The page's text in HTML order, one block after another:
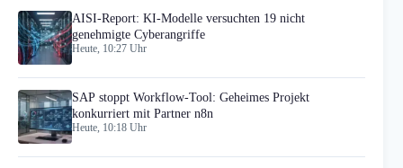
AISI-Report: KI-Modelle versuchten 19 nicht
genehmigte Cyberangriffe
Heute, 10:27 Uhr
SAP stoppt Workflow-Tool: Geheimes Projekt
konkurriert mit Partner n8n
Heute, 10:18 Uhr